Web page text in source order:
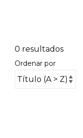
0 resultados
Ordenar por